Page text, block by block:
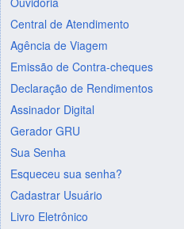
Central de Atendimento
Agência de Viagem
Emissão de Contra-cheques
Declaração de Rendimentos
Assinador Digital
Gerador GRU
Sua Senha
Esqueceu sua senha?
Cadastrar Usuário
Livro Eletrônico